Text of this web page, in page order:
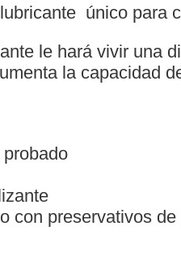
único para
le hará vivir una
la capacidad
con preservativos de